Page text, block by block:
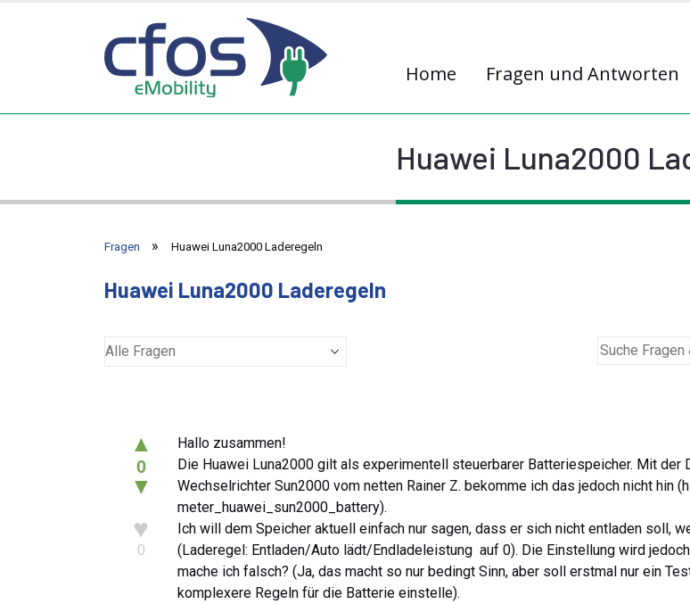
Home Fragen und Antworten
Huawei Luna2000
Fragen Huawei Luna2000 Laderegeln
Huawei Luna2000 Laderegeln
▲
0
▼
♥
0
Hallo zusammen!
Die Huawei Luna2000 gilt als experimentell steuerbarer Batteriespeicher. Mit der
Wechselrichter Sun2000 vom netten Rainer Z. bekomme ich das jedoch nicht hin
meter_huawei_sun2000_battery).
Ich will dem Speicher aktuell einfach nur sagen, dass er sich nicht entladen soll,
(Laderegel: Entladen/Auto lädt/Endladeleistung auf 0). Die Einstellung wird
mache ich falsch? (Ja, das macht so nur bedingt Sinn, aber soll erstmal nur ein
komplexere Regeln für die Batterie einstelle).